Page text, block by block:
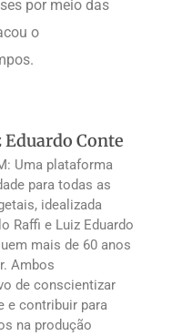
por meio das
o
Conte
Uma plataforma
para todas as
idealizada
Raffi e Luiz Eduardo
mais de 60 anos
Ambos
de conscientizar
e contribuir para
na produção